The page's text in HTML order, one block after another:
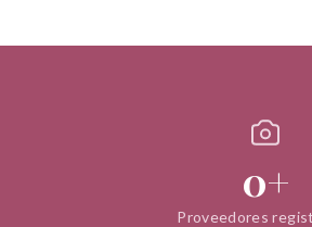
0+
Proveedores